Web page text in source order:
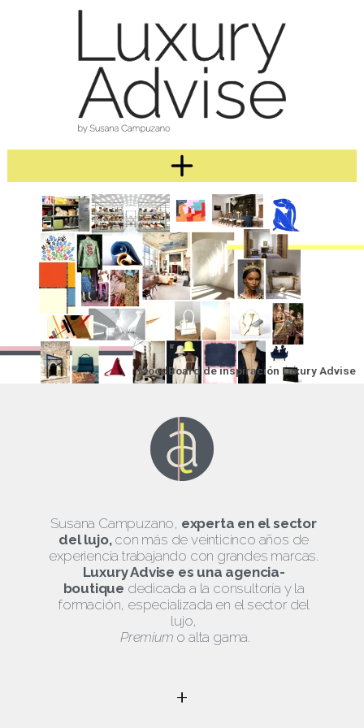
MoodBoard de inspiración Luxury Advise
Susana Campuzano, experta en el sector
del lujo,con más de veinticinco años de
experiencia trabajando con grandes marcas.
Luxury Advise es una agencia-
boutique dedicada a la consultoría y la
formación, especializada en el sector del
lujo,
Premium o alta gama.
+